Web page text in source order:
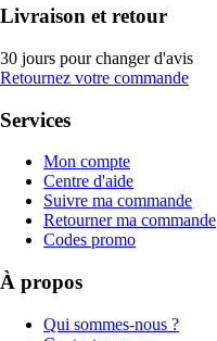
Livraison et retour
30 jours pour changer d'avis
Retournez votre commande
Services
Mon compte
Centre d'aide
Suivre ma commande
Retourner ma commande
Codes promo
À propos
Qui sommes-nous ?